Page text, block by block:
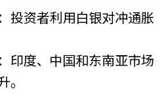
投资者利用白银对冲通胀
印度、中国和东南亚市场
。